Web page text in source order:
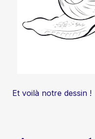
Et voilà notre dessin !